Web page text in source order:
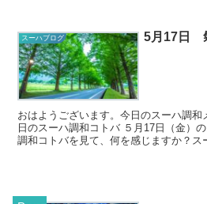
スーハブログ 5月17日
おはようございます。今日のスーハ調和
日のスーハ調和コトバ ５月17日（金）のスー
調和コトバを見て、何を感じますか？ス